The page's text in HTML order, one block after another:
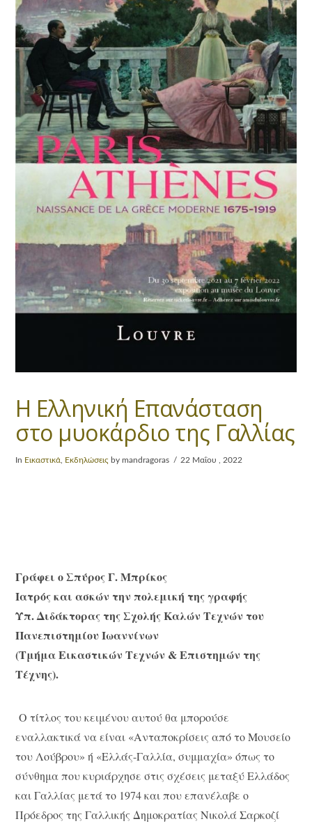
Η Ελληνική Επανάσταση
στο μυοκάρδιο της Γαλλίας
In Εικαστικά Εκδηλώσεις by mandragoras 22 Μαΐου , 2022
Γράφει ο Σπύρος Γ. Μπρίκος
Ιατρός και ασκών την πολεμική της γραφής
Υπ. Διδάκτορας της Σχολής Καλών Τεχνών του
Πανεπιστημίου Ιωαννίνων
(Τμήμα Εικαστικών Τεχνών & Επιστημών της
Τέχνης).
Ο τίτλος του κειμένου αυτού θα μπορούσε
εναλλακτικά να είναι «Ανταποκρίσεις από το Μουσείο
του Λούβρου» ή «Ελλάς-Γαλλία, συμμαχία» όπως το
σύνθημα που κυριάρχησε στις σχέσεις μεταξύ Ελλάδος
και Γαλλίας μετά το 1974 και που επανέλαβε ο
Πρόεδρος της Γαλλικής Δημοκρατίας Νικολά Σαρκοζί